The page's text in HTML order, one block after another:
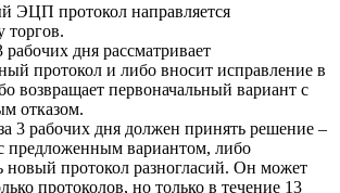
ЭЦП протокол направляется
торгов.
рабочих дня рассматривает
протокол и либо вносит исправление в
возвращает первоначальный вариант с
отказом.
3 рабочих дня должен принять решение –
с предложенным вариантом, либо
новый протокол разногласий. Он может
протоколов, но только в течение 13